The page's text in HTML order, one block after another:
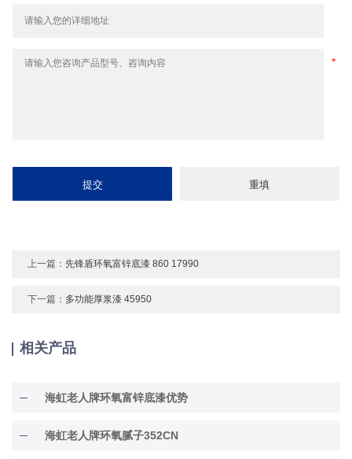
上一篇： 先锋盾环氧富锌底漆 860 17990
下一篇： 多功能厚浆漆 45950
相关产品
海虹老人牌环氧富锌底漆优势
海虹老人牌环氧腻子352CN